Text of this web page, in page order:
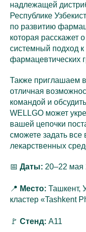
надлежащей
Республике
по развитию
которая расскажет
системный подход к
фармацевтических
Также приглашаем
отличная
командой и
WELLGO может
вашей цепочки
сможете задать
лекарственных
📅 Даты: 20–22 мая
📍 Место: Ташкент,
кластер «Tashkent
🚩 Стенд: A11